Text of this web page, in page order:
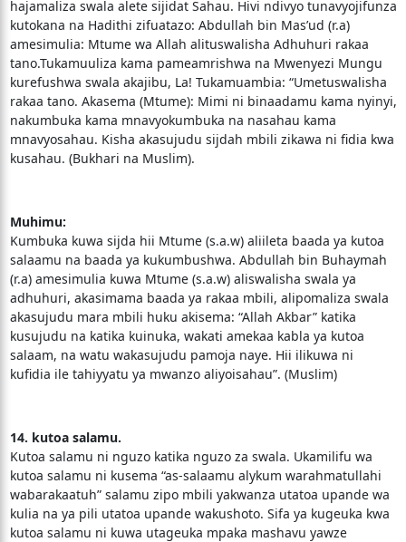
hajamaliza swala alete sijidat Sahau. Hivi ndivyo tunavyojifunza
kutokana na Hadithi zifuatazo: Abdullah bin Mas’ud (r.a)
amesimulia: Mtume wa Allah alituswalisha Adhuhuri rakaa
tano.Tukamuuliza kama pameamrishwa na Mwenyezi Mungu
kurefushwa swala akajibu, La! Tukamuambia: “Umetuswalisha
rakaa tano. Akasema (Mtume): Mimi ni binaadamu kama nyinyi,
nakumbuka kama mnavyokumbuka na nasahau kama
mnavyosahau. Kisha akasujudu sijdah mbili zikawa ni fidia kwa
kusahau. (Bukhari na Muslim).
Muhimu:
Kumbuka kuwa sijda hii Mtume (s.a.w) aliileta baada ya kutoa
salaamu na baada ya kukumbushwa. Abdullah bin Buhaymah
(r.a) amesimulia kuwa Mtume (s.a.w) aliswalisha swala ya
adhuhuri, akasimama baada ya rakaa mbili, alipomaliza swala
akasujudu mara mbili huku akisema: “Allah Akbar” katika
kusujudu na katika kuinuka, wakati amekaa kabla ya kutoa
salaam, na watu wakasujudu pamoja naye. Hii ilikuwa ni
kufidia ile tahiyyatu ya mwanzo aliyoisahau”. (Muslim)
14. kutoa salamu.
Kutoa salamu ni nguzo katika nguzo za swala. Ukamilifu wa
kutoa salamu ni kusema “as-salaamu alykum warahmatullahi
wabarakaatuh” salamu zipo mbili yakwanza utatoa upande wa
kulia na ya pili utatoa upande wakushoto. Sifa ya kugeuka kwa
kutoa salamu ni kuwa utageuka mpaka mashavu yawze